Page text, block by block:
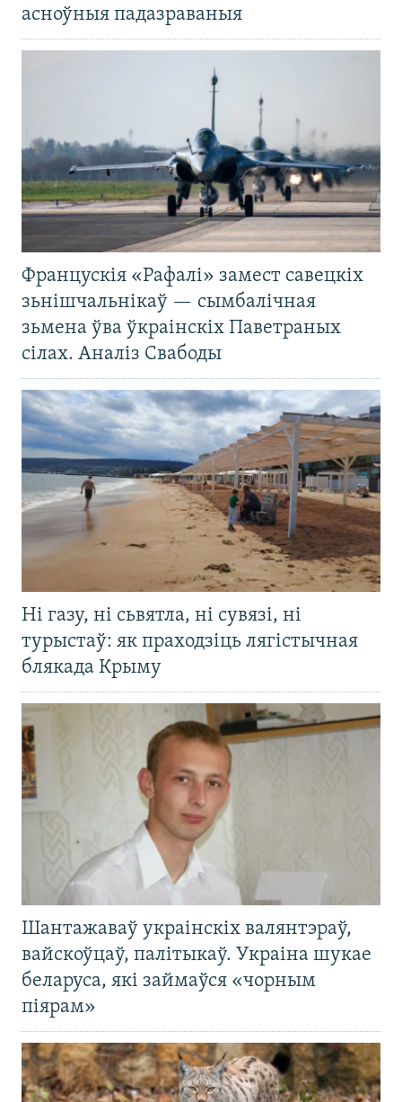
асноўныя падазраваныя
Францускія «Рафалі» замест савецкіх
зьнішчальнікаў — сымбалічная
зьмена ўва ўкраінскіх Паветраных
сілах. Аналіз Свабоды
Ні газу, ні сьвятла, ні сувязі, ні
турыстаў: як праходзіць лягістычная
блякада Крыму
Шантажаваў украінскіх валянтэраў,
вайскоўцаў, палітыкаў. Украіна шукае
беларуса, які займаўся «чорным
піярам»